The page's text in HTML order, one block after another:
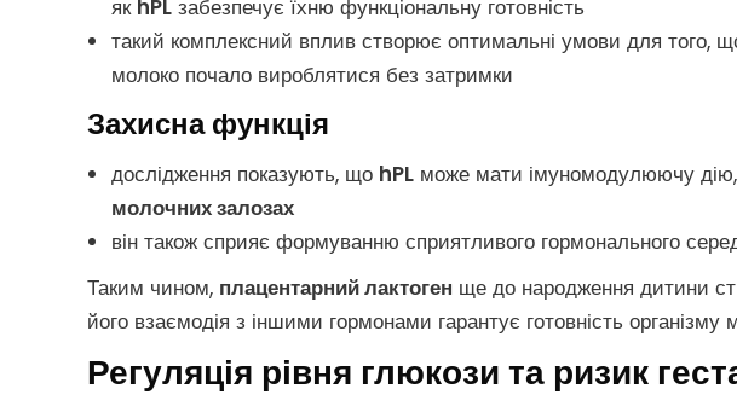
як hPL забезпечує їхню функціональну готовність
такий комплексний вплив створює оптимальні умови для того,
молоко почало вироблятися без затримки
Захисна функція
дослідження показують, що hPL може мати імуномодулюючу
молочних залозах
він також сприяє формуванню сприятливого гормонального
Таким чином, плацентарний лактоген ще до народження дитини
його взаємодія з іншими гормонами гарантує готовність
Регуляція рівня глюкози та ризик